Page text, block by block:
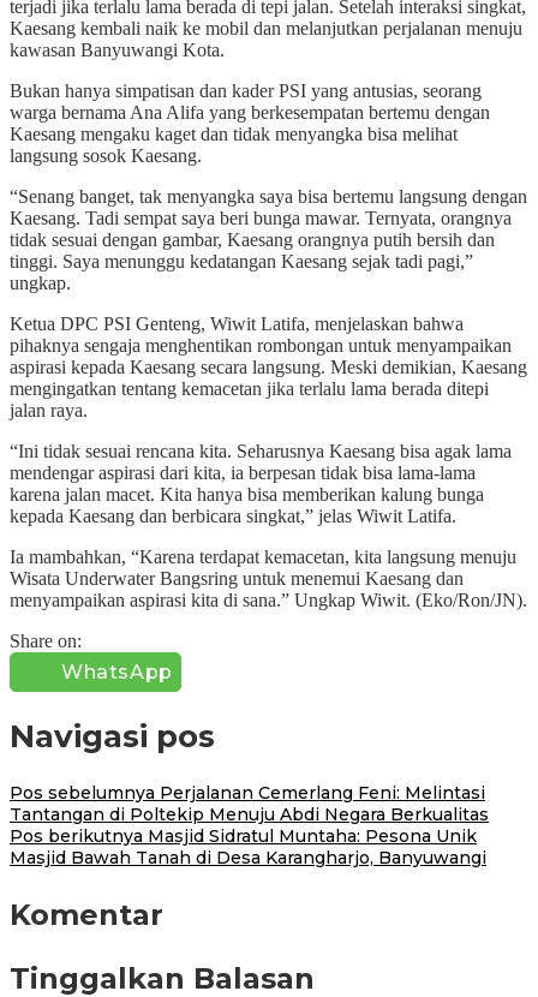
terjadi jika terlalu lama berada di tepi jalan. Setelah interaksi singkat,
Kaesang kembali naik ke mobil dan melanjutkan perjalanan menuju
kawasan Banyuwangi Kota.
Bukan hanya simpatisan dan kader PSI yang antusias, seorang
warga bernama Ana Alifa yang berkesempatan bertemu dengan
Kaesang mengaku kaget dan tidak menyangka bisa melihat
langsung sosok Kaesang.
“Senang banget, tak menyangka saya bisa bertemu langsung dengan
Kaesang. Tadi sempat saya beri bunga mawar. Ternyata, orangnya
tidak sesuai dengan gambar, Kaesang orangnya putih bersih dan
tinggi. Saya menunggu kedatangan Kaesang sejak tadi pagi,”
ungkap.
Ketua DPC PSI Genteng, Wiwit Latifa, menjelaskan bahwa
pihaknya sengaja menghentikan rombongan untuk menyampaikan
aspirasi kepada Kaesang secara langsung. Meski demikian, Kaesang
mengingatkan tentang kemacetan jika terlalu lama berada ditepi
jalan raya.
“Ini tidak sesuai rencana kita. Seharusnya Kaesang bisa agak lama
mendengar aspirasi dari kita, ia berpesan tidak bisa lama-lama
karena jalan macet. Kita hanya bisa memberikan kalung bunga
kepada Kaesang dan berbicara singkat,” jelas Wiwit Latifa.
Ia mambahkan, “Karena terdapat kemacetan, kita langsung menuju
Wisata Underwater Bangsring untuk menemui Kaesang dan
menyampaikan aspirasi kita di sana.” Ungkap Wiwit. (Eko/Ron/JN).
Share on:
WhatsApp
Navigasi pos
Pos sebelumnya Perjalanan Cemerlang Feni: Melintasi
Tantangan di Poltekip Menuju Abdi Negara Berkualitas
Pos berikutnya Masjid Sidratul Muntaha: Pesona Unik
Masjid Bawah Tanah di Desa Karangharjo, Banyuwangi
Komentar
Tinggalkan Balasan